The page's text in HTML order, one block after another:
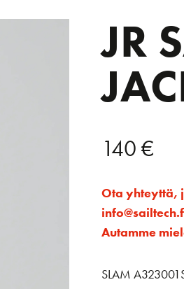
JR
140€
Ota yhteyttä,
Autamme
SLAM